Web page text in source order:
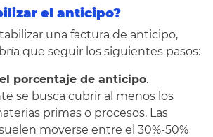
el anticipo?
una factura de anticipo,
que seguir los siguientes pasos:
porcentaje de anticipo.
se busca cubrir al menos los
primas o procesos. Las
moverse entre el 30%-50%